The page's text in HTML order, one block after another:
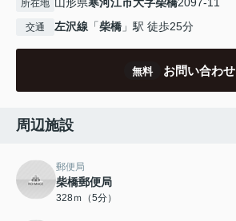
所在地 山形県寒河江市大字柴橋2097-11
交通 左沢線 「柴橋 」駅 徒歩25分
無料 お問い合わせ
周辺施設
郵便局
柴橋郵便局
328ｍ（5分）